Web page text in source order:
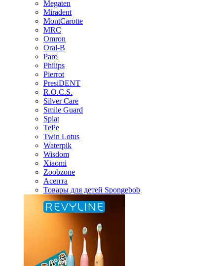
Megaten
Miradent
MontCarotte
MRC
Omron
Oral-B
Paro
Philips
Pierrot
PresiDENT
R.O.C.S.
Silver Care
Smile Guard
Splat
TePe
Twin Lotus
Waterpik
Wisdom
Xiaomi
Zoobzone
Асепта
Товары для детей Spongebob